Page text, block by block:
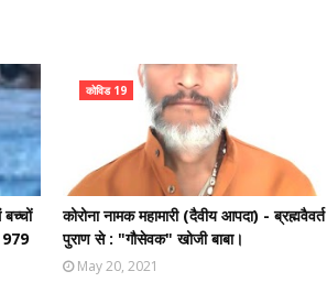
979
कोविड 19
कोरोना नामक महामारी (दैवीय आपदा) - ब्रह्मवैवर्त
पुराण से : "गौसेवक" खोजी बाबा।
May 20, 2021